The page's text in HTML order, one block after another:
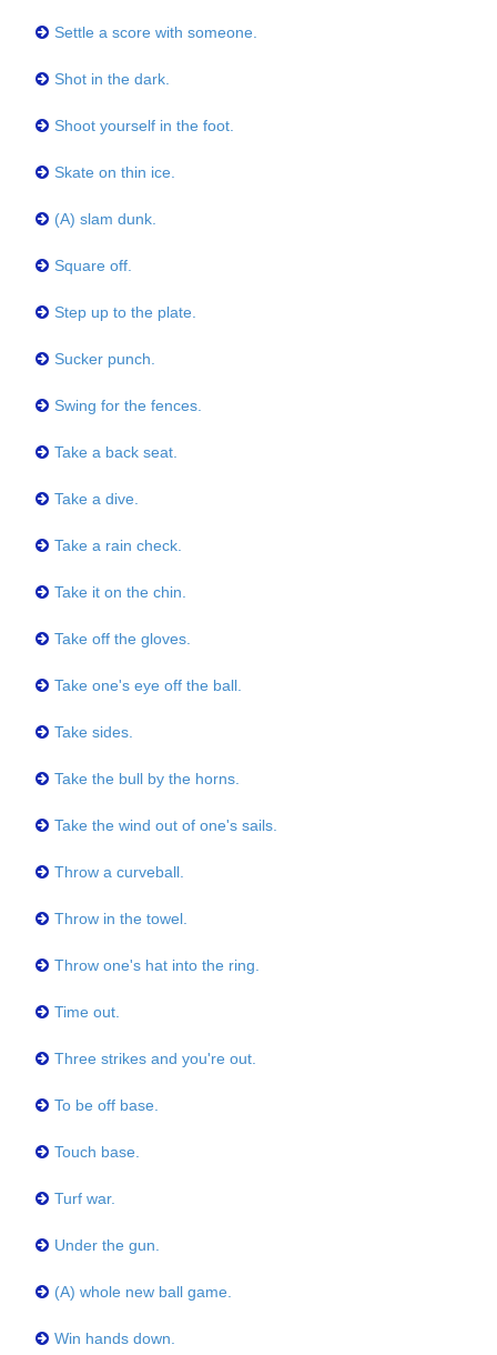
Settle a score with someone.
Shot in the dark.
Shoot yourself in the foot.
Skate on thin ice.
(A) slam dunk.
Square off.
Step up to the plate.
Sucker punch.
Swing for the fences.
Take a back seat.
Take a dive.
Take a rain check.
Take it on the chin.
Take off the gloves.
Take one's eye off the ball.
Take sides.
Take the bull by the horns.
Take the wind out of one's sails.
Throw a curveball.
Throw in the towel.
Throw one's hat into the ring.
Time out.
Three strikes and you're out.
To be off base.
Touch base.
Turf war.
Under the gun.
(A) whole new ball game.
Win hands down.